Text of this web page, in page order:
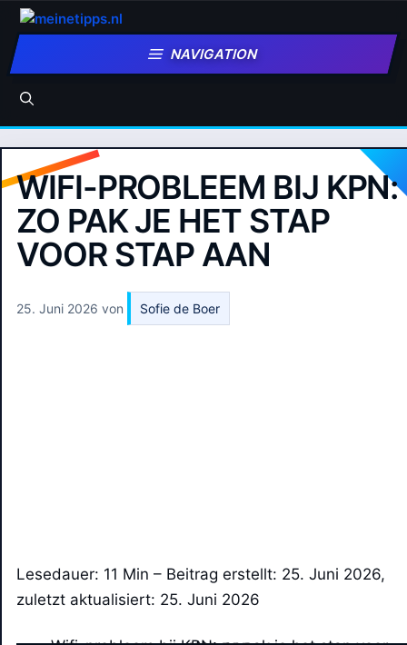
Zum
Inhalt
springen
NAVIGATION
WIFI-PROBLEEM BIJ KPN:
ZO PAK JE HET STAP
VOOR STAP AAN
25. Juni 2026 von Sofie de Boer
Lesedauer: 11 Min – Beitrag erstellt: 25. Juni 2026,
zuletzt aktualisiert: 25. Juni 2026